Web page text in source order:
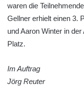
waren die
Gellner erhielt einen 3.
und Aaron Winter in
Platz.
Im Auftrag
Jörg Reuter